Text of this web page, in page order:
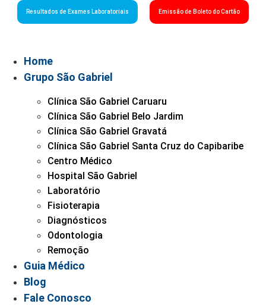
Resultados de Exames Laboratoriais Emissão de Boleto do Cartão
Home
Grupo São Gabriel
Clínica São Gabriel Caruaru
Clínica São Gabriel Belo Jardim
Clínica São Gabriel Gravatá
Clínica São Gabriel Santa Cruz do Capibaribe
Centro Médico
Hospital São Gabriel
Laboratório
Fisioterapia
Diagnósticos
Odontologia
Remoção
Guia Médico
Blog
Fale Conosco